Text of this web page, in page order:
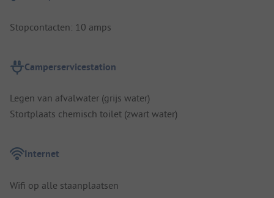
Stopcontacten: 10 amps
Camperservicestation
Legen van afvalwater (grijs water)
Stortplaats chemisch toilet (zwart water)
Internet
Wifi op alle staanplaatsen